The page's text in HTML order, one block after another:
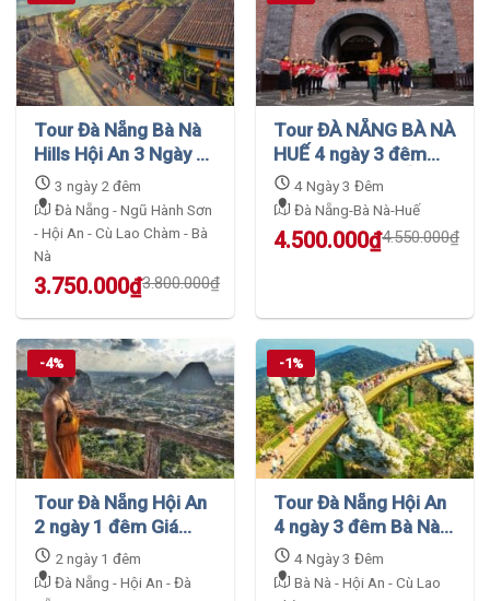
Tour Đà Nẵng Bà Nà
Hills Hội An 3 Ngày 2
Đêm Giá Cực Rẻ
3 ngày 2 đêm
Đà Nẵng - Ngũ Hành Sơn
- Hội An - Cù Lao Chàm - Bà
Nà
3.800.000₫
Original
3.800.000₫.
3.750.000₫
Current
3.750.000₫.
Tour ĐÀ NẴNG BÀ NÀ
HUẾ 4 ngày 3 đêm
GIÁ CỰC HẤP DẪN
4 Ngày 3 Đêm
Đà Nẵng-Bà Nà-Huế
4.550.000₫
Original
4.500.000₫
Current
-4%
Tour Đà Nẵng Hội An
2 ngày 1 đêm Giá
Thành Cực Sốc
2 ngày 1 đêm
Đà Nẵng - Hội An - Đà
-1%
Tour Đà Nẵng Hội An
4 ngày 3 đêm Bà Nà
Cù Lao Chàm khởi
hành từ Đà Nẵng:
4 Ngày 3 Đêm
Bà Nà - Hội An - Cù Lao